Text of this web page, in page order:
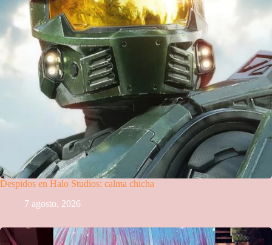
Despidos en Halo Studios: calma chicha
7 agosto, 2026